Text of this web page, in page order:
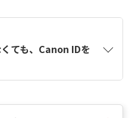
ても、Canon IDを